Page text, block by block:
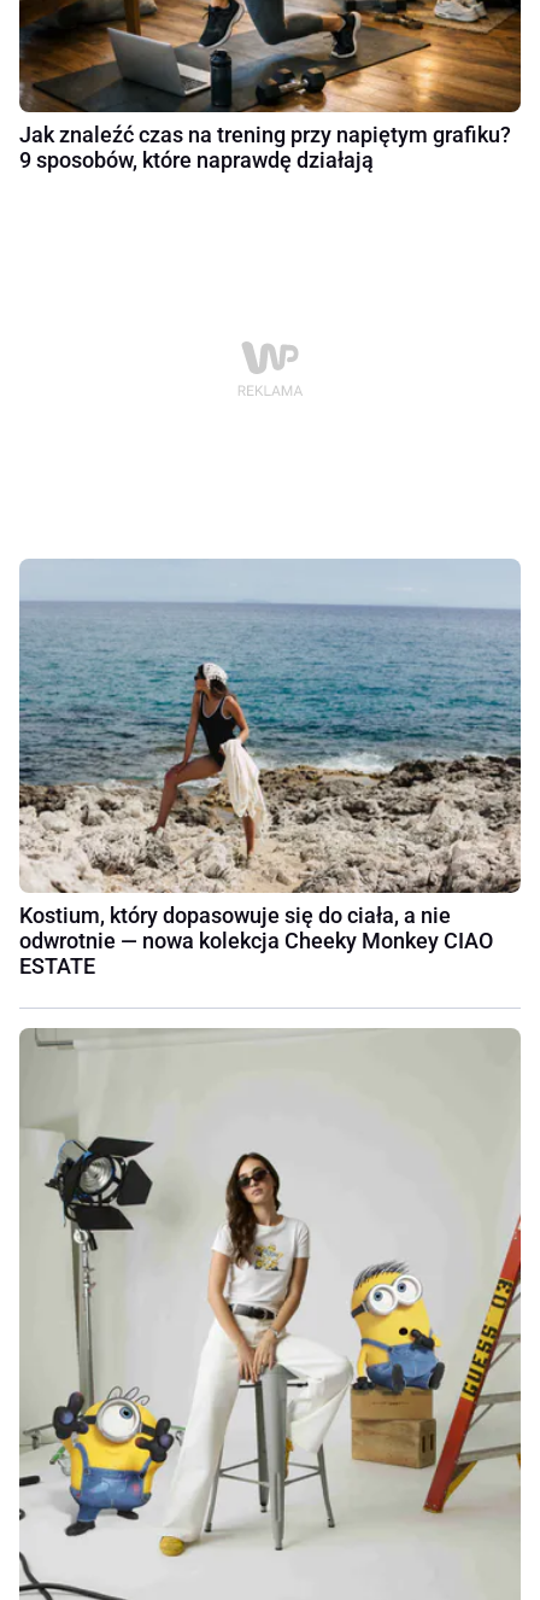
Jak znaleźć czas na trening przy napiętym grafiku?
9 sposobów, które naprawdę działają
Kostium, który dopasowuje się do ciała, a nie
odwrotnie — nowa kolekcja Cheeky Monkey CIAO
ESTATE